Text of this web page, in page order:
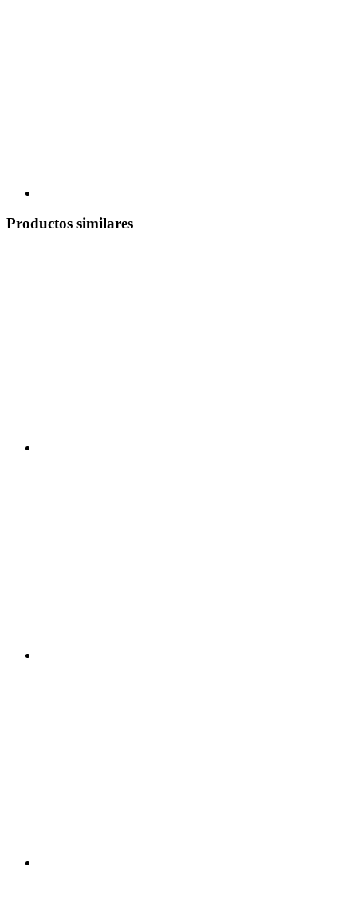
Productos similares